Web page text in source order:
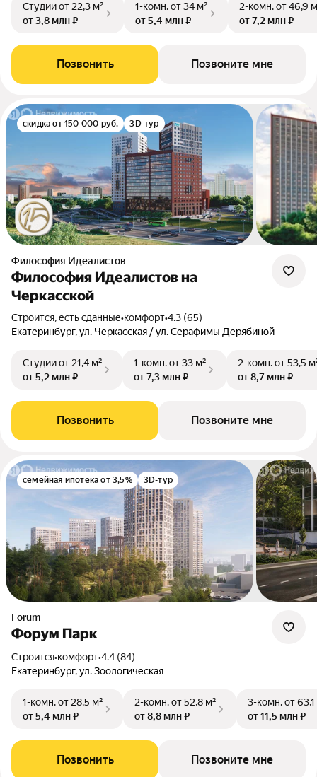
Студииот 22,3 м²
от 3,8 млн ₽
1-комн.от 34 м²
от 5,4 млн ₽
2-комн.от 46,9
от 7,2 млн ₽
Позвонить Позвоните мне
скидка от 150 000 руб. 3D-тур
Философия Идеалистов
Философия Идеалистов на
Черкасской
Строится, есть сданные•комфорт•4.3 (65)
Екатеринбург, ул. Черкасская / ул. Серафимы Дерябиной
Студииот 21,4 м²
от 5,2 млн ₽
1-комн.от 33 м²
от 7,3 млн ₽
2-комн.от 53,5
от 8,7 млн ₽
Позвонить Позвоните мне
семейная ипотека от 3,5% 3D-тур
Forum
Форум Парк
Строится•комфорт•4.4 (84)
Екатеринбург, ул. Зоологическая
1-комн.от 28,5 м²
от 5,4 млн ₽
2-комн.от 52,8 м²
от 8,8 млн ₽
3-комн.от
от 11,5 млн ₽
Позвонить Позвоните мне